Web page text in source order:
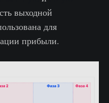
выходной
для
прибыли.